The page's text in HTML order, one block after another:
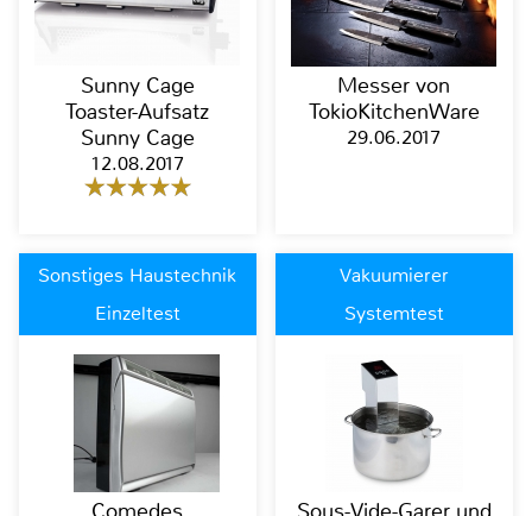
Sunny Cage
Toaster-Aufsatz
Sunny Cage
12.08.2017
Messer von
TokioKitchenWare
29.06.2017
Sonstiges Haustechnik
Einzeltest
Vakuumierer
Systemtest